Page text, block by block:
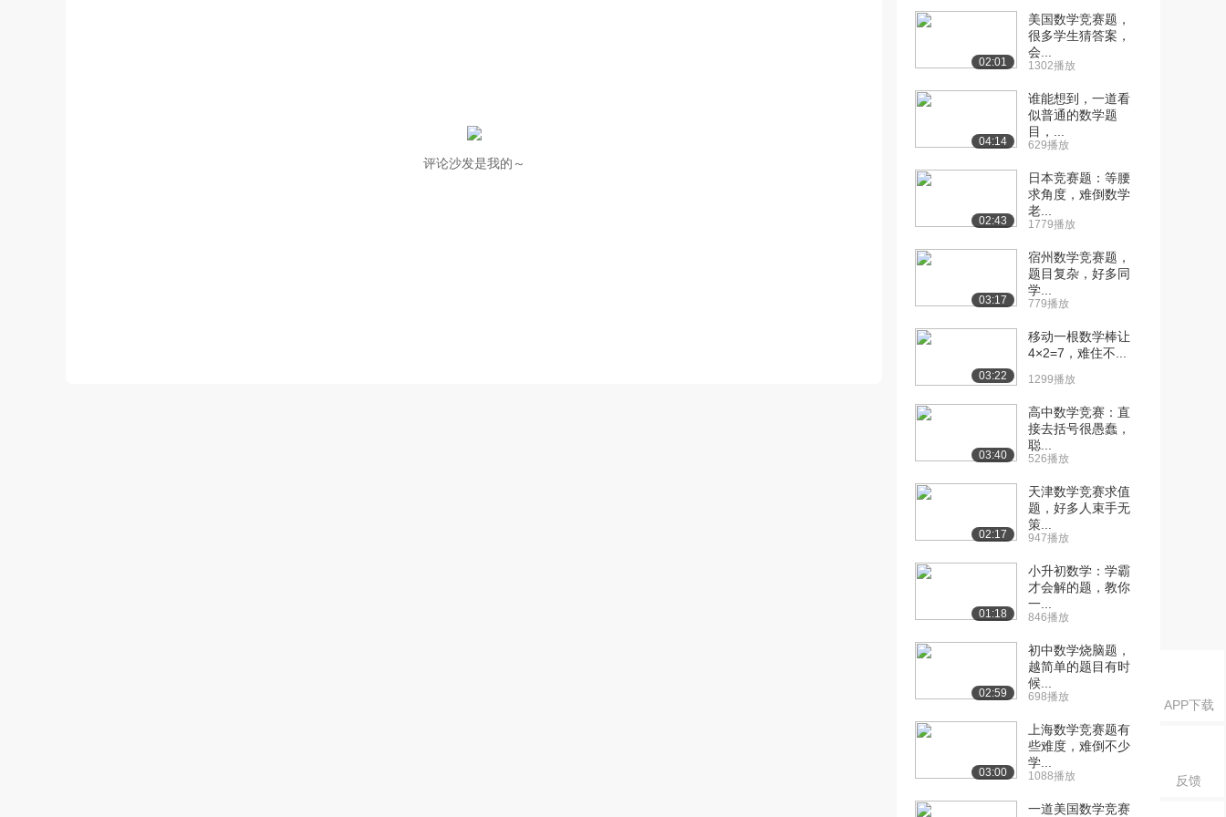
APP下载
反馈
评论沙发是我的～
[13] 数学3高数-1.14
1264播放
[14] 数学3高数-1.15
[15] 数学3高数-1.16 09:11
[16] 数学3高数-1.17
1207播放
[17] 数学3高数-1.18
[18] 数学3高数-1.19 02:08
[19] 数学3高数-1.20
1335播放
[20] 数学3高数-1.21
[21] 数学3高数-1.22 06:45
[22] 数学3高数-1.23
620播放
02:23
[23] 数学3高数-1.24
[24] 数学3高数-1.25 03:21
[25] 数学3高数-1.26
1456播放
05:29
[26] 数学3高数-1.27
[27] 数学3高数-1.28 02:34
[28] 数学3高数-1.29 04:29
02:01
美国数学竞赛题，
很多学生猜答案，
会...
1302播放
04:14
谁能想到，一道看
似普通的数学题
目，...
629播放
02:43
日本竞赛题：等腰
求角度，难倒数学
老...
1779播放
03:17
宿州数学竞赛题，
题目复杂，好多同
学...
779播放
03:22
移动一根数学棒让
4×2=7，难住不...
1299播放
03:40
高中数学竞赛：直
接去括号很愚蠢，
聪...
526播放
02:17
天津数学竞赛求值
题，好多人束手无
策...
947播放
01:18
小升初数学：学霸
才会解的题，教你
一...
846播放
02:59
初中数学烧脑题，
越简单的题目有时
候...
698播放
03:00
上海数学竞赛题有
些难度，难倒不少
学...
1088播放
一道美国数学竞赛